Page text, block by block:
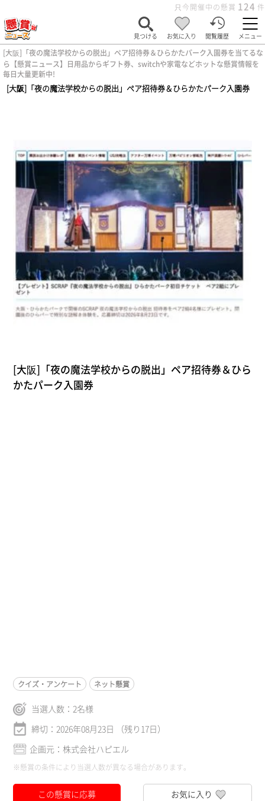
只今開催中の懸賞 124 件
見つける お気に入り 閲覧履歴 メニュー
[大阪]「夜の魔法学校からの脱出」ペア招待券＆ひらかたパーク入園券を当てるな
ら【懸賞ニュース】日用品からギフト券、switchや家電などホットな懸賞情報を
毎日大量更新中!
ホーム > 男性向け
[大阪]「夜の魔法学校からの脱出」ペア招待券＆ひらかたパーク入園券
[大阪]「夜の魔法学校からの脱出」ペア招待券＆ひら
かたパーク入園券
クイズ・アンケート ネット懸賞
当選人数： 2名様
締切：2026年08月23日 （残り17日）
企画元：株式会社ハピエル
※懸賞の条件により当選人数が異なる場合があります。
この懸賞に応募 お気に入り